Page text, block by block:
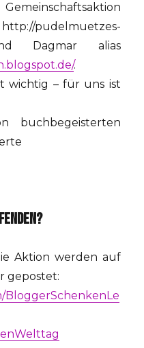
pudelmuetzes-
Dagmar alias
.
wichtig – für uns ist
buchbegeisterten
Aktion werden auf
gepostet:
BloggerSchenkenLe